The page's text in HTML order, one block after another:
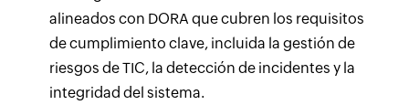
alineados con DORA que cubren los requisitos
de cumplimiento clave, incluida la gestión de
riesgos de TIC, la detección de incidentes y la
integridad del sistema.